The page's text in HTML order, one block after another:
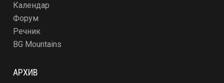
Календар
Форум
Речник
BG Mountains
АРХИВ